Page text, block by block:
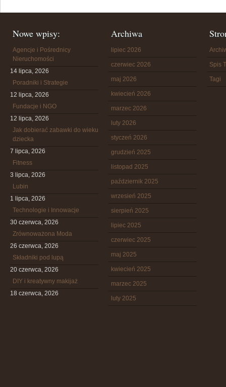
Nowe wpisy:
Agencje i Pośrednicy
Nieruchomości
14 lipca, 2026
Poradniki i Strategie
12 lipca, 2026
Fundacje i NGO
12 lipca, 2026
Jak dobierać zabawki do wieku
dziecka
7 lipca, 2026
Fitness
3 lipca, 2026
Lubin
1 lipca, 2026
Technologie i Innowacje
30 czerwca, 2026
Zrównoważona Moda
26 czerwca, 2026
Składniki pod lupą
20 czerwca, 2026
DIY i kreatywny makijaż
18 czerwca, 2026
Archiwa
lipiec 2026
czerwiec 2026
maj 2026
kwiecień 2026
marzec 2026
luty 2026
styczeń 2026
grudzień 2025
listopad 2025
październik 2025
wrzesień 2025
sierpień 2025
lipiec 2025
czerwiec 2025
maj 2025
kwiecień 2025
marzec 2025
luty 2025
Spis
Tagi